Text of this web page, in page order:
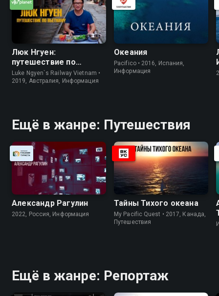
Люк Нгуен:
путешествие по
Вьетнаму
Luke Ngyen`s Railway Vietnam •
2019, Австралия, Информация
Океания
Pacifico • 2016, Испания,
Информация
Ещё в жанре: Путешествия
Александр Рагулин
2022, Россия, Информация
Тайны Тихого океана
My Pacific Quest • 2017, Канада,
Путешествия
Ещё в жанре: Репортаж